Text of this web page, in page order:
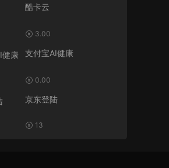
酷卡云
3.00
支付宝AI健康
0.00
京东登陆
13